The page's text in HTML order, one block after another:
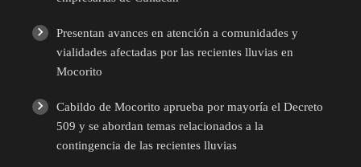
Presentan avances en atención a comunidades y
vialidades afectadas por las recientes lluvias en
Mocorito
Cabildo de Mocorito aprueba por mayoría el Decreto
509 y se abordan temas relacionados a la
contingencia de las recientes lluvias